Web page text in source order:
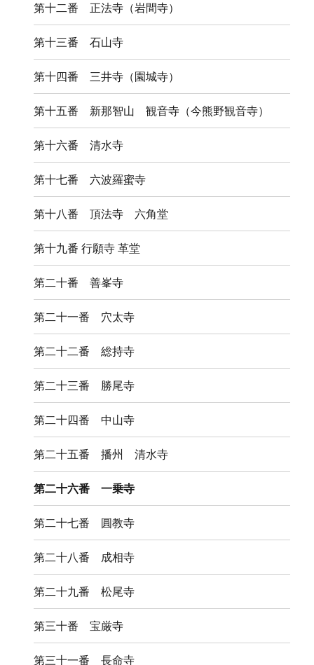
第十二番 正法寺（岩間寺）
第十三番 石山寺
第十四番 三井寺（園城寺）
第十五番 新那智山 観音寺（今熊野観音寺）
第十六番 清水寺
第十七番 六波羅蜜寺
第十八番 頂法寺 六角堂
第十九番 行願寺 革堂
第二十番 善峯寺
第二十一番 穴太寺
第二十二番 総持寺
第二十三番 勝尾寺
第二十四番 中山寺
第二十五番 播州 清水寺
第二十六番 一乗寺
第二十七番 圓教寺
第二十八番 成相寺
第二十九番 松尾寺
第三十番 宝厳寺
第三十一番 長命寺